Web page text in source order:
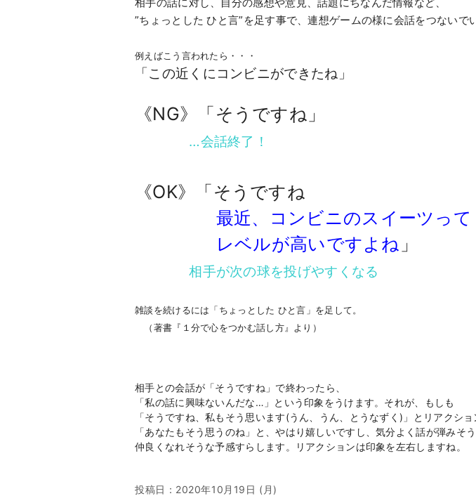
”ちょっとした ひと言”を足す事で、連想ゲームの様に会話をつないで
例えばこう言われたら・・・
「この近くにコンビニができたね」
《NG》「そうですね」
…会話終了！
《OK》「そうですね
最近、コンビニのスイーツって
レベルが高いですよね 」
相手が次の球を投げやすくなる
雑談を続けるには「ちょっとした ひと言」を足して。
（著書『１分で心をつかむ話し方』より）
相手との会話が「そうですね」で終わったら、
「私の話に興味ないんだな…」という印象をうけます。それが、もしも
「そうですね、私もそう思います(うん、うん、とうなずく)」とリアクショ
「あなたもそう思うのね」と、やはり嬉しいですし、気分よく話が弾みそう
仲良くなれそうな予感すらします。リアクションは印象を左右しますね。
投稿日： 2020年10月19日 (月)